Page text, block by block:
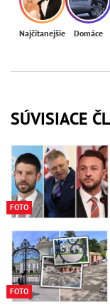
Najčítanejšie Domáce
SÚVISIACE
FOTO
FOTO